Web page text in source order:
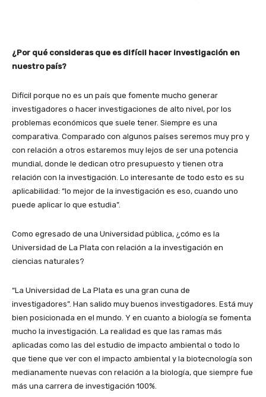
¿Por qué consideras que es difícil hacer investigación en
nuestro país?
Difícil porque no es un país que fomente mucho generar
investigadores o hacer investigaciones de alto nivel, por los
problemas económicos que suele tener. Siempre es una
comparativa. Comparado con algunos países seremos muy pro y
con relación a otros estaremos muy lejos de ser una potencia
mundial, donde le dedican otro presupuesto y tienen otra
relación con la investigación. Lo interesante de todo esto es su
aplicabilidad: “lo mejor de la investigación es eso, cuando uno
puede aplicar lo que estudia”.
Como egresado de una Universidad pública, ¿cómo es la
Universidad de La Plata con relación a la investigación en
ciencias naturales?
“La Universidad de La Plata es una gran cuna de
investigadores”. Han salido muy buenos investigadores. Está muy
bien posicionada en el mundo. Y en cuanto a biología se fomenta
mucho la investigación. La realidad es que las ramas más
aplicadas como las del estudio de impacto ambiental o todo lo
que tiene que ver con el impacto ambiental y la biotecnología son
medianamente nuevas con relación a la biología, que siempre fue
más una carrera de investigación 100%.